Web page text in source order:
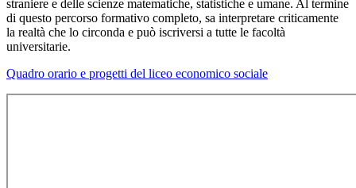
straniere e delle scienze matematiche, statistiche e umane. Al termine
di questo percorso formativo completo, sa interpretare criticamente
la realtà che lo circonda e può iscriversi a tutte le facoltà
universitarie.
Quadro orario e progetti del liceo economico sociale